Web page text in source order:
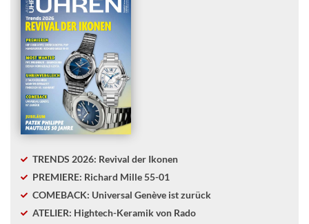
TRENDS 2026: Revival der Ikonen
PREMIERE: Richard Mille 55-01
COMEBACK: Universal Genève ist zurück
ATELIER: Hightech-Keramik von Rado